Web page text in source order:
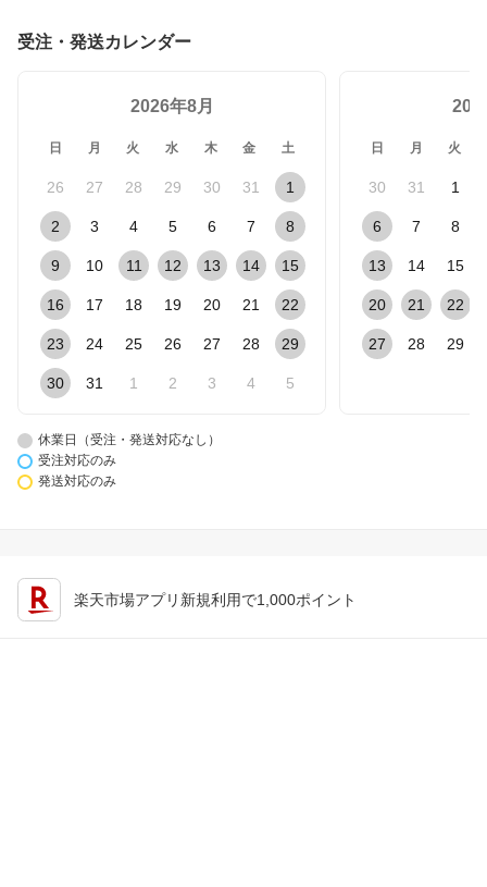
受注・発送カレンダー
2026年8月
日 月 火 水 木 金 土
26 27 28 29 30 31 1
2 3 4 5 6 7 8
9 10 11 12 13 14 15
16 17 18 19 20 21 22
23 24 25 26 27 28 29
30 31 1 2 3 4 5
日 月 火
30 31 1
6 7 8
13 14 15
20 21 22
27 28 29
休業日（受注・発送対応なし）
受注対応のみ
発送対応のみ
楽天市場アプリ新規利用で1,000ポイント